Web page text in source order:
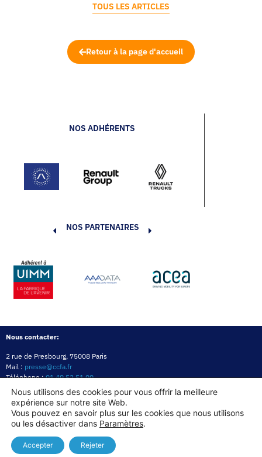
TOUS LES ARTICLES
Retour à la page d'accueil
NOS ADHÉRENTS
NOS PARTENAIRES
Nous contacter:
2 rue de Presbourg, 75008 Paris
Mail : presse@ccfa.fr
Téléphone :01 49 52 51 00
Réseau :
LinkedIn
Politique de confidentialitéMentions légalesPolitique des cookies
Copyright© 2026
Nous utilisons des cookies pour vous offrir la meilleure
expérience sur notre site Web.
Vous pouvez en savoir plus sur les cookies que nous utilisons
ou les désactiver dans Paramètres.
Accepter Rejeter